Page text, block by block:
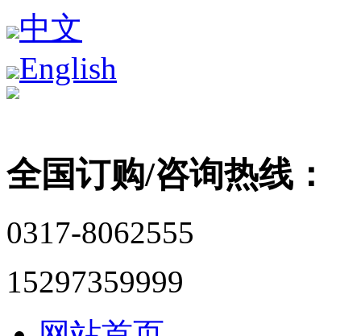
中文
English
全国订购/咨询热线：
0317-8062555
15297359999